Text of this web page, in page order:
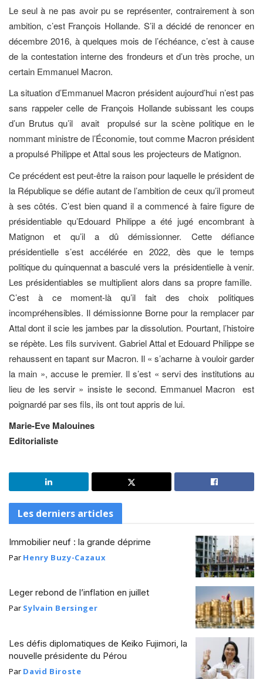
Le seul à ne pas avoir pu se représenter, contrairement à son
ambition, c’est François Hollande. S’il a décidé de renoncer en
décembre 2016, à quelques mois de l’échéance, c’est à cause
de la contestation interne des frondeurs et d’un très proche, un
certain Emmanuel Macron.
La situation d’Emmanuel Macron président aujourd’hui n’est pas
sans rappeler celle de François Hollande subissant les coups
d’un Brutus qu’il avait propulsé sur la scène politique en le
nommant ministre de l’Économie, tout comme Macron président
a propulsé Philippe et Attal sous les projecteurs de Matignon.
Ce précédent est peut-être la raison pour laquelle le président de
la République se défie autant de l’ambition de ceux qu’il promeut
à ses côtés. C’est bien quand il a commencé à faire figure de
présidentiable qu’Edouard Philippe a été jugé encombrant à
Matignon et qu’il a dû démissionner. Cette défiance
présidentielle s’est accélérée en 2022, dès que le temps
politique du quinquennat a basculé vers la présidentielle à venir.
Les présidentiables se multiplient alors dans sa propre famille.
C’est à ce moment-là qu’il fait des choix politiques
incompréhensibles. Il démissionne Borne pour la remplacer par
Attal dont il scie les jambes par la dissolution. Pourtant, l’histoire
se répète. Les fils survivent. Gabriel Attal et Edouard Philippe se
rehaussent en tapant sur Macron. Il « s’acharne à vouloir garder
la main », accuse le premier. Il s’est « servi des institutions au
lieu de les servir » insiste le second. Emmanuel Macron est
poignardé par ses fils, ils ont tout appris de lui.
Marie-Eve Malouines
Editorialiste
Les derniers articles
Immobilier neuf : la grande déprime
Par Henry Buzy-Cazaux
Leger rebond de l’inflation en juillet
Par Sylvain Bersinger
Les défis diplomatiques de Keiko Fujimori, la
nouvelle présidente du Pérou
Par David Biroste